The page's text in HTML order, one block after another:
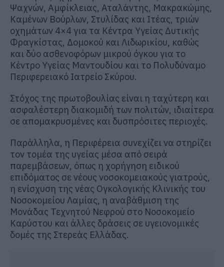
Ψαχνών, Αμφίκλειας, Αταλάντης, Μακρακώμης,
Καμένων Βούρλων, Στυλίδας και Ιτέας, τριών
οχημάτων 4×4 για τα Κέντρα Υγείας Δυτικής
Φραγκίστας, Δομοκού και Λιδωρικίου, καθώς
και δύο ασθενοφόρων μικρού όγκου για το
Κέντρο Υγείας Μαντουδίου και το Πολυδύναμο
Περιφερειακό Ιατρείο Σκύρου.
Στόχος της πρωτοβουλίας είναι η ταχύτερη και
ασφαλέστερη διακομιδή των πολιτών, ιδιαίτερα
σε απομακρυσμένες και δυσπρόσιτες περιοχές.
Παράλληλα, η Περιφέρεια συνεχίζει να στηρίζει
τον τομέα της υγείας μέσα από σειρά
παρεμβάσεων, όπως η χορήγηση ειδικού
επιδόματος σε νέους νοσοκομειακούς γιατρούς,
η ενίσχυση της νέας Ογκολογικής Κλινικής του
Νοσοκομείου Λαμίας, η αναβάθμιση της
Μονάδας Τεχνητού Νεφρού στο Νοσοκομείο
Καρύστου και άλλες δράσεις σε υγειονομικές
δομές της Στερεάς Ελλάδας.